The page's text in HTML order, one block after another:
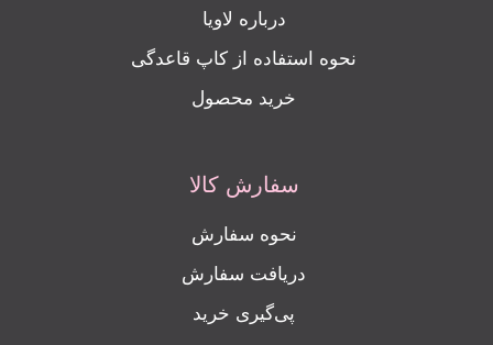
درباره لاویا
نحوه استفاده از کاپ قاعدگی
خرید محصول
سفارش کالا
نحوه سفارش
دریافت سفارش
پی‌گیری خرید